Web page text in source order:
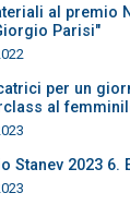
al premio
Parisi"
per un
al
Stanev 2023 6.